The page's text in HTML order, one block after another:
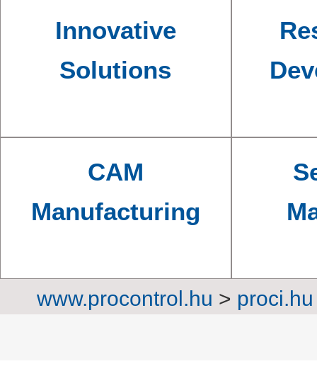
Innovative
Solutions
CAM
Manufacturing
www.procontrol.hu > proci.hu